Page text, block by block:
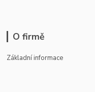
O firmě
Základní informace